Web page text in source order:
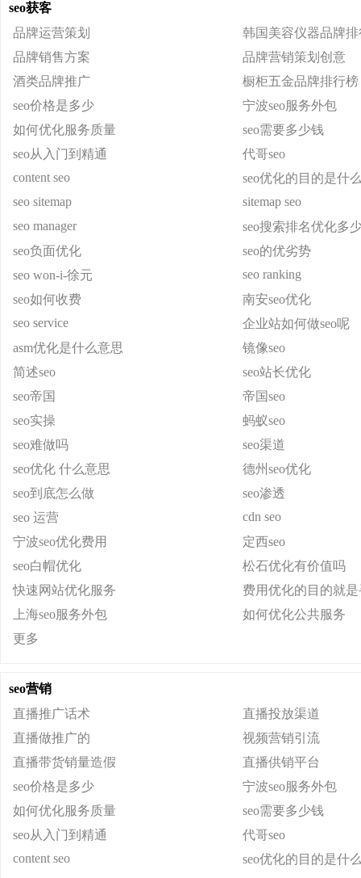
seo获客
品牌运营策划
韩国美容仪器品牌
品牌销售方案
品牌营销策划创意
酒类品牌推广
橱柜五金品牌排行榜
seo价格是多少
宁波seo服务外包
如何优化服务质量
seo需要多少钱
seo从入门到精通
代哥seo
content seo
seo优化的目的是什
seo sitemap
sitemap seo
seo manager
seo搜索排名优化多
seo负面优化
seo的优劣势
seo won-i-徐元
seo ranking
seo如何收费
南安seo优化
seo service
企业站如何做seo呢
asm优化是什么意思
镜像seo
简述seo
seo站长优化
seo帝国
帝国seo
seo实操
蚂蚁seo
seo难做吗
seo渠道
seo优化 什么意思
德州seo优化
seo到底怎么做
seo渗透
seo 运营
cdn seo
宁波seo优化费用
定西seo
seo白帽优化
松石优化有价值吗
快速网站优化服务
费用优化的目的就
上海seo服务外包
如何优化公共服务
更多
seo营销
直播推广话术
直播投放渠道
直播做推广的
视频营销引流
直播带货销量造假
直播供销平台
seo价格是多少
宁波seo服务外包
如何优化服务质量
seo需要多少钱
seo从入门到精通
代哥seo
content seo
seo优化的目的是什